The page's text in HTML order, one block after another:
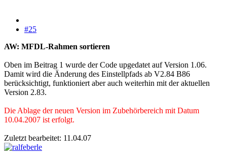
#25
AW: MFDL-Rahmen sortieren
Oben im Beitrag 1 wurde der Code upgedatet auf Version 1.06.
Damit wird die Änderung des Einstellpfads ab V2.84 B86
berücksichtigt, funktioniert aber auch weiterhin mit der aktuellen
Version 2.83.
Die Ablage der neuen Version im Zubehörbereich mit Datum
10.04.2007 ist erfolgt.
Zuletzt bearbeitet: 11.04.07